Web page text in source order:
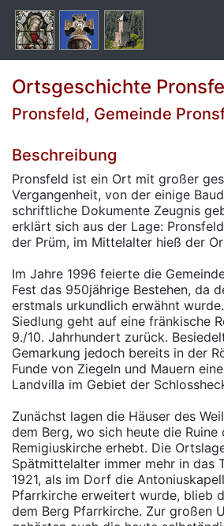
Ortsgeschichte
Pronsfeld, Gemeinde
Beschreibung
Pronsfeld ist ein Ort mit großer
Vergangenheit, von der einige
schriftliche Dokumente Zeugnis
erklärt sich aus der Lage:
der Prüm, im Mittelalter hieß der
Im Jahre 1996 feierte die
Fest das 950jährige Bestehen, da
erstmals urkundlich erwähnt
Siedlung geht auf eine fränkische
9./10. Jahrhundert zurück.
Gemarkung jedoch bereits in der
Funde von Ziegeln und Mauern
Landvilla im Gebiet der
Zunächst lagen die Häuser des
dem Berg, wo sich heute die Ruine
Remigiuskirche erhebt. Die
Spätmittelalter immer mehr in das
1921, als im Dorf die
Pfarrkirche erweitert wurde, blieb
dem Berg Pfarrkirche. Zur großen